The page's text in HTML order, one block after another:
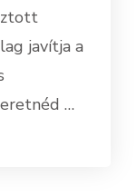
javítja a
…